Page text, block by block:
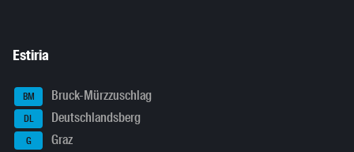
Estiria
BM Bruck-Mürzzuschlag
DL Deutschlandsberg
G Graz